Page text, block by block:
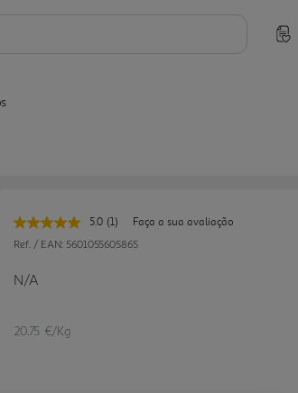
5.0 Leu
uma
(1)
Faça a sua avaliação
Ref. / EAN: 5601055605865
N/A
20.75 €/Kg